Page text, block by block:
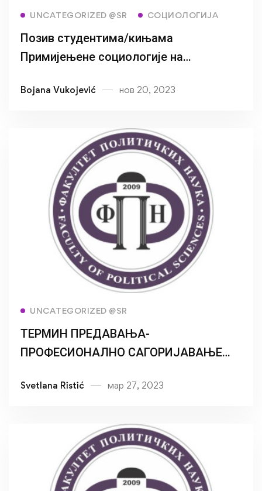
UNCATEGORIZED @SR СОЦИОЛОГИЈА
Позив студентима/кињама
Примијењене социологије на
Bojana Vukojević нов 20, 2023
UNCATEGORIZED @SR
ТЕРМИН ПРЕДАВАЊА-
ПРОФЕСИОНАЛНО САГОРИЈАВАЊЕ
Svetlana Ristić мар 27, 2023